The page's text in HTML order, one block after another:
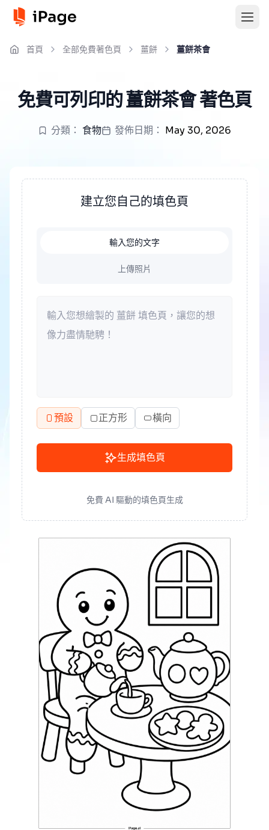
首頁 全部免費著色頁 薑餅 薑餅茶會
免費可列印的 薑餅茶會 著色頁
分類： 食物 發佈日期： May 30, 2026
建立您自己的填色頁
輸入您的文字
上傳照片
預設 正方形 橫向
生成填色頁
免費 AI 驅動的填色頁生成